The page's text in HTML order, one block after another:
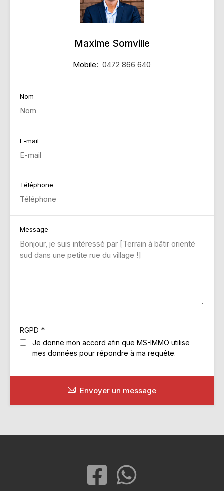
Maxime Somville
Mobile: 0472 866 640
Nom
E-mail
Téléphone
Message
RGPD *
Je donne mon accord afin que MS-IMMO utilise
mes données pour répondre à ma requête.
Envoyer un message